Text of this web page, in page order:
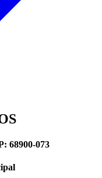
68900-073